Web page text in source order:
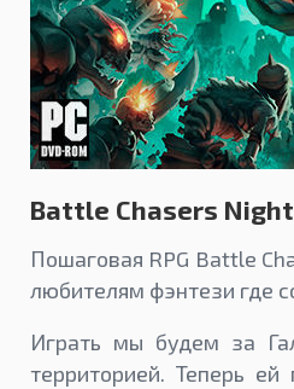
Battle Chasers
Пошаговая RPG Battle
любителям фэнтези где
Играть мы будем за
территорией. Теперь